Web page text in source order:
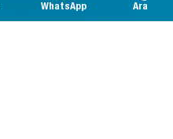
WhatsApp Ara
→